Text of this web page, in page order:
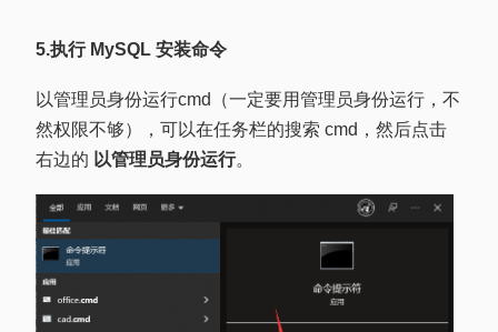
5.执行 MySQL 安装命令
以管理员身份运行cmd（一定要用管理员身份运行，不
然权限不够），可以在任务栏的搜索 cmd，然后点击
右边的 以管理员身份运行。